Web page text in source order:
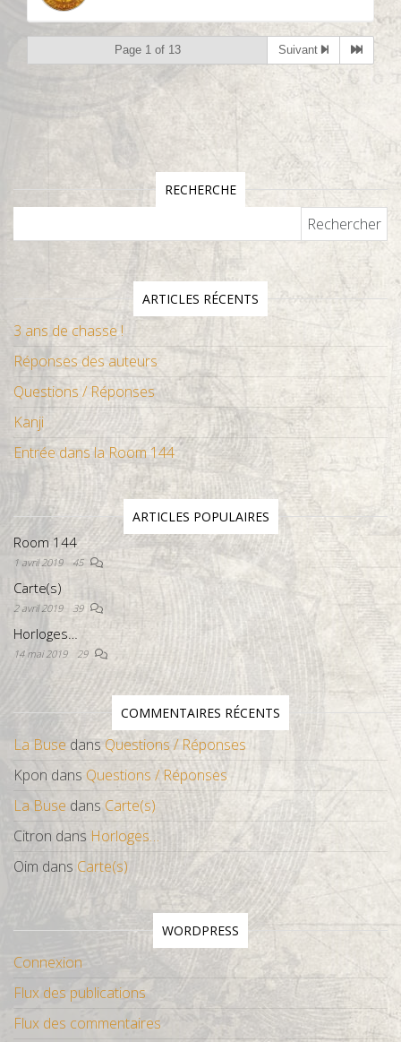
Page 1 of 13 Suivant
RECHERCHE
ARTICLES RÉCENTS
3 ans de chasse !
Réponses des auteurs
Questions / Réponses
Kanji
Entrée dans la Room 144
ARTICLES POPULAIRES
Room 144
1 avril 2019 45
Carte(s)
2 avril 2019 39
Horloges…
14 mai 2019 29
COMMENTAIRES RÉCENTS
La Buse dansQuestions / Réponses
Kpon dans Questions / Réponses
La Buse dans Carte(s)
Citron dans Horloges…
Oim dans Carte(s)
WORDPRESS
Connexion
Flux des publications
Flux des commentaires